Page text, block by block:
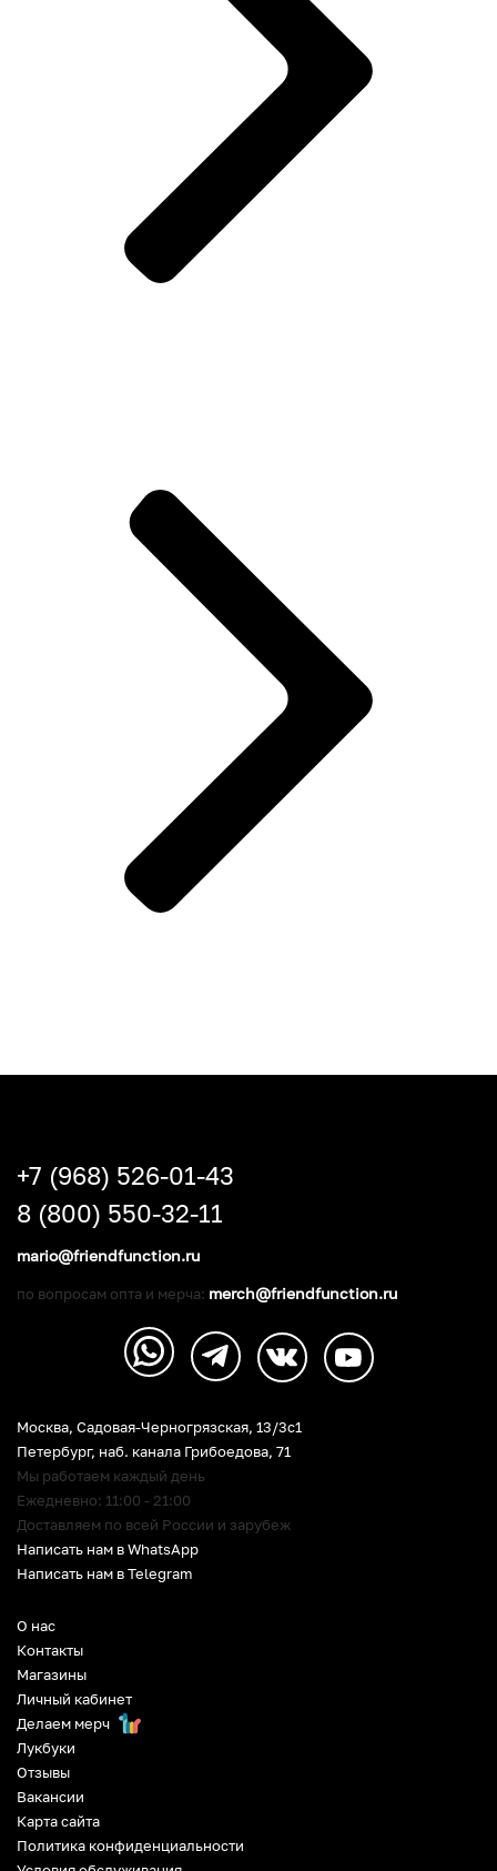
О нас
Контакты
Магазины
Личный кабинет
Делаем мерч
Лукбуки
Отзывы
Вакансии
Карта сайта
Политика конфиденциальности
Москва, Садовая-Черногрязская, 13/3c1
Петербург, наб. канала Грибоедова, 71
Мы работаем каждый день
Ежедневно: 11:00 - 21:00
Доставляем по всей России и зарубеж
Написать нам в WhatsApp
Написать нам в Telegram
+7 (968) 526-01-43
8 (800) 550-32-11
mario@friendfunction.ru
по вопросам опта и мерча: merch@friendfunction.ru